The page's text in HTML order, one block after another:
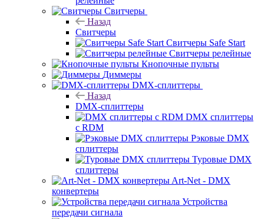
Свитчеры
Назад
Свитчеры
Свитчеры Safe Start
Свитчеры релейные
Кнопочные пульты
Диммеры
DMX-сплиттеры
Назад
DMX-сплиттеры
DMX сплиттеры
с RDM
Рэковые DMX
сплиттеры
Туровые DMX
сплиттеры
Art-Net - DMX
конвертеры
Устройства
передачи сигнала